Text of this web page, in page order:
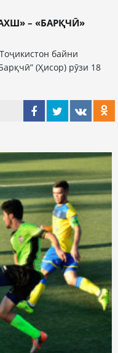
– «БАРҚЧӢ»
байни
(Ҳисор) рӯзи 18